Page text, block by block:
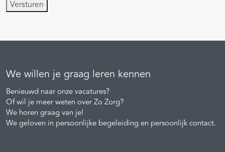
Versturen
We willen je graag leren kennen
Benieuwd naar onze vacatures?
Of wil je meer weten over Zo Zorg?
We horen graag van je!
We geloven in persoonlijke begeleiding en persoonlijk contact.